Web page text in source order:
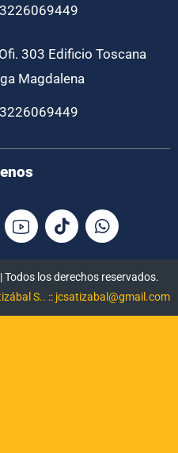
303 Edificio Toscana
Magdalena
Todos los derechos reservados.
S.. :: jcsatizabal@gmail.com